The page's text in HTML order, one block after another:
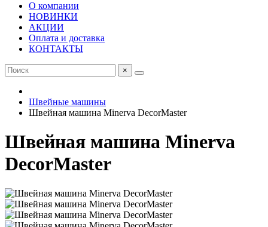
О компании
НОВИНКИ
АКЦИИ
Оплата и доставка
КОНТАКТЫ
×
Швейные машины
Швейная машина Minerva DecorMaster
Швейная машина Minerva
DecorMaster